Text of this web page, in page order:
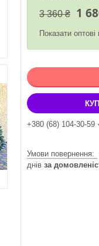
3 360 ₴ 1
Показати оптові
+380 (68) 104-30-59
днів за